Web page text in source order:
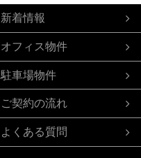
新着情報
オフィス物件
駐車場物件
ご契約の流れ
よくある質問